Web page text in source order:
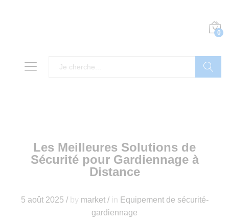
0
Les Meilleures Solutions de
Sécurité pour Gardiennage à
Distance
5 août 2025 /by market/in Equipement de sécurité-
gardiennage